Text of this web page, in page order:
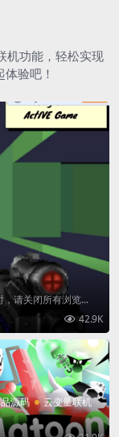
机功能，轻松实现
验吧！
请关闭所有浏览...
42.9K
源码 云变量联机